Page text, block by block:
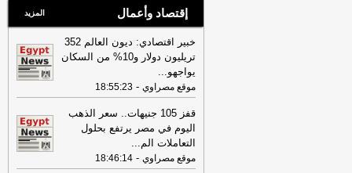
إقتصاد وأعمال المزيد
خبير اقتصادي: ديون العالم 352
تريليون دولار و10% من السكان
يواجهو...
موقع مصراوي -
18:55:23
قفز 105 جنيهات.. سعر الذهب
اليوم في مصر يرتفع بحلول
التعاملات الم...
موقع مصراوي -
18:46:14